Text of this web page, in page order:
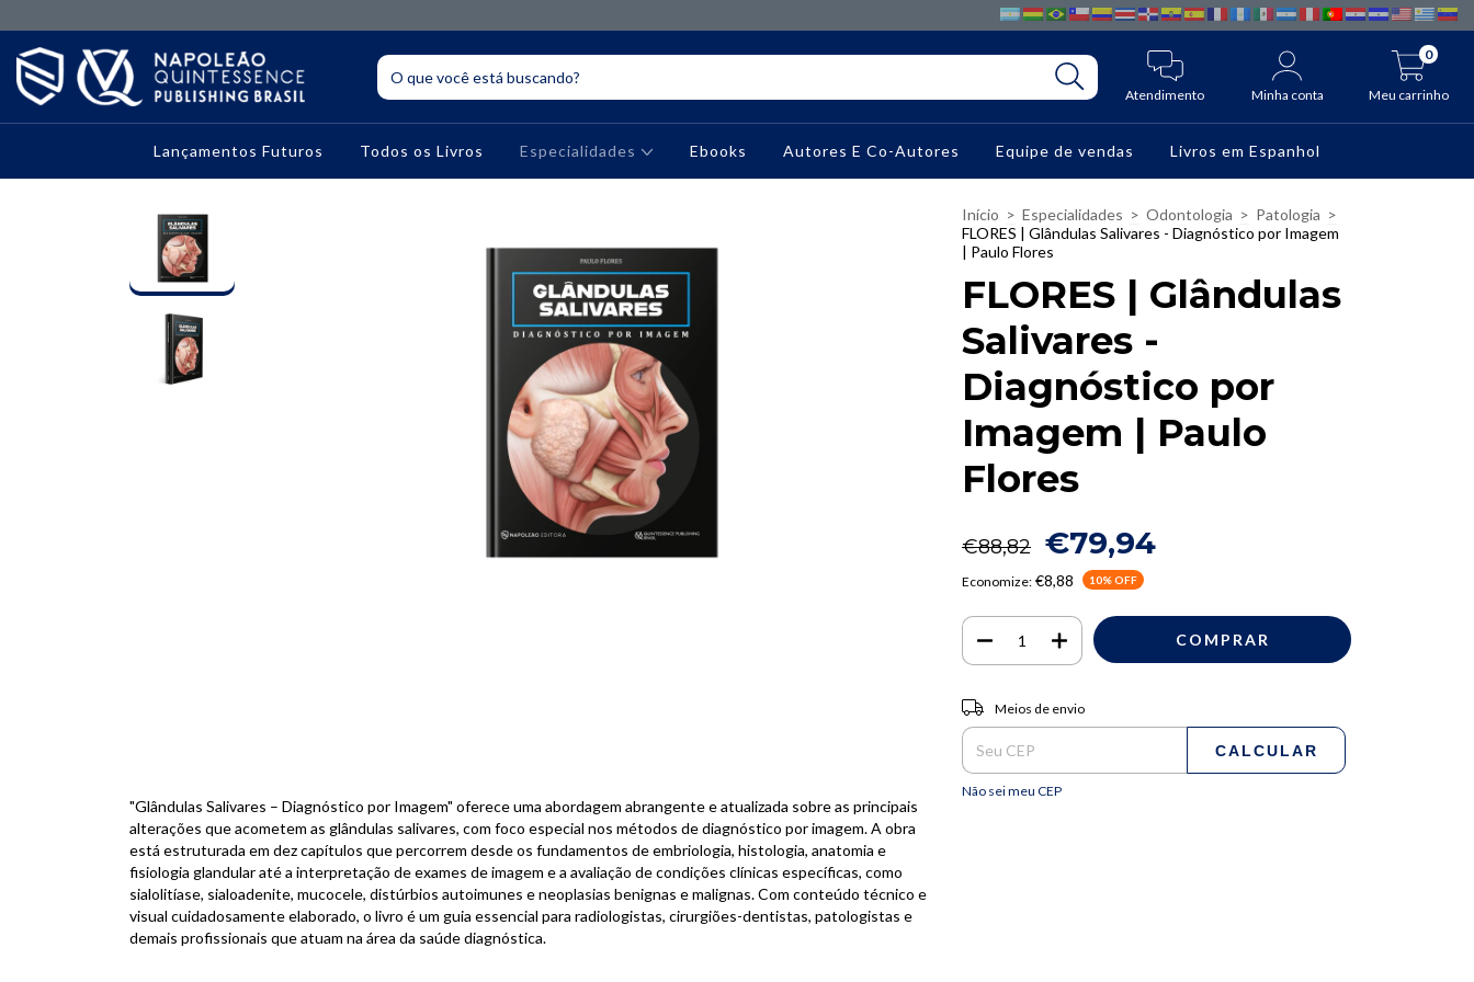
Atendimento Minha conta Meu carrinho
0
Lançamentos Futuros Todos os Livros Especialidades Ebooks Autores E Co-Autores Equipe de vendas Livros em Espanhol
"Glândulas Salivares – Diagnóstico por Imagem" oferece uma abordagem abrangente e atualizada sobre as principais
alterações que acometem as glândulas salivares, com foco especial nos métodos de diagnóstico por imagem. A obra
está estruturada em dez capítulos que percorrem desde os fundamentos de embriologia, histologia, anatomia e
fisiologia glandular até a interpretação de exames de imagem e a avaliação de condições clínicas específicas, como
sialolitíase, sialoadenite, mucocele, distúrbios autoimunes e neoplasias benignas e malignas. Com conteúdo técnico e
visual cuidadosamente elaborado, o livro é um guia essencial para radiologistas, cirurgiões-dentistas, patologistas e
demais profissionais que atuam na área da saúde diagnóstica.
Início > Especialidades > Odontologia > Patologia >
FLORES | Glândulas Salivares - Diagnóstico por Imagem
| Paulo Flores
FLORES | Glândulas
Salivares -
Diagnóstico por
Imagem | Paulo
Flores
€88,82 €79,94
Economize: €8,88 10% OFF
Entregas para o CEP:
Meios de envio
CALCULAR
Não sei meu CEP